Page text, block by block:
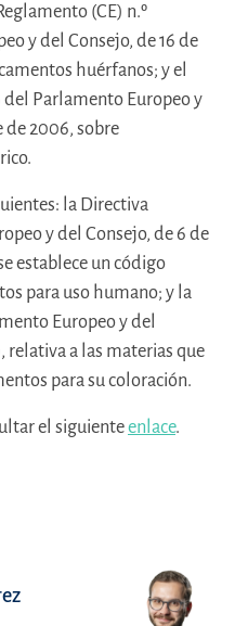
(CE) n.º
y del Consejo, de 16 de
huérfanos; y el
del Parlamento Europeo y
de 2006, sobre
la Directiva
y del Consejo, de 6 de
establece un código
para uso humano; y la
Europeo y del
relativa a las materias que
para su coloración.
el siguienteenlace.